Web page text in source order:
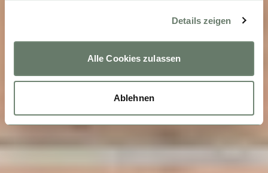
Details zeigen
Alle Cookies zulassen
Ablehnen